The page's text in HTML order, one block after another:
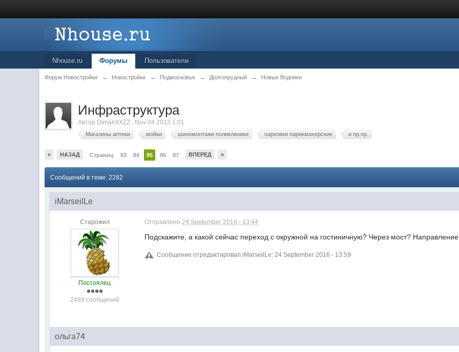
Nhouse.ru Форумы Пользователи
Форум Новостройки → Новостройки → Подмосковье → Долгопрудный → Новые Водники
.
Инфраструктура
Автор DimakXXZZ , Nov 04 2013 1:01
Магазины аптеки мойки шиномонтажи поликлиники парковки парикмахерские и пр.пр.
« НАЗАД Страниц 83 84 85 86 87 ВПЕРЕД »
Сообщений в теме: 2282
iMarseilLe
Старожил
Постоялец
2489 сообщений
Отправлено24 September 2016 - 13:44
Подскажите, а какой сейчас переход с окружной на гостиничную? Через мост?
Сообщение отредактировал iMarseilLe: 24 September 2016 - 13:59
ольга74